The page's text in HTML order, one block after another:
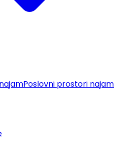
Poslovni prostori najam